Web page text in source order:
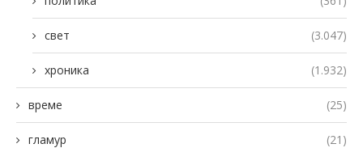
свет (3.047)
хроника (1.932)
време (25)
гламур (21)